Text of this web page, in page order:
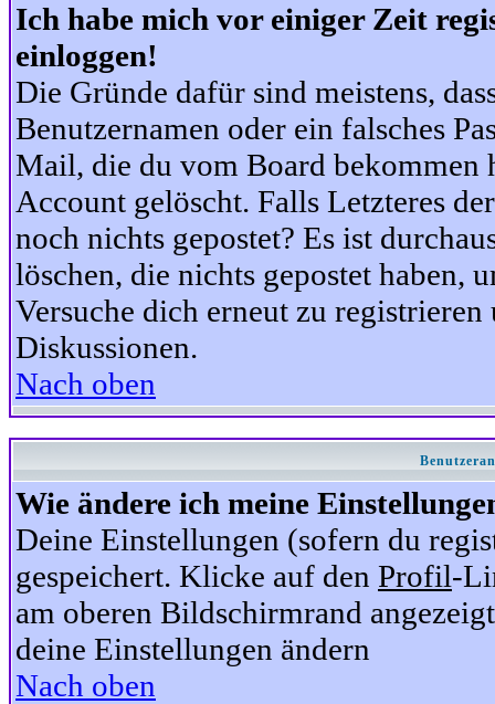
Ich habe mich vor einiger Zeit
einloggen!
Die Gründe dafür sind meistens,
Benutzernamen oder ein falsches
Mail, die du vom Board bekommen
Account gelöscht. Falls Letzteres
noch nichts gepostet? Es ist
löschen, die nichts gepostet haben,
Versuche dich erneut zu
Diskussionen.
Nach oben
Wie ändere ich meine
Deine Einstellungen (sofern du
gespeichert. Klicke auf den Profil-
am oberen Bildschirmrand
deine Einstellungen ändern
Nach oben